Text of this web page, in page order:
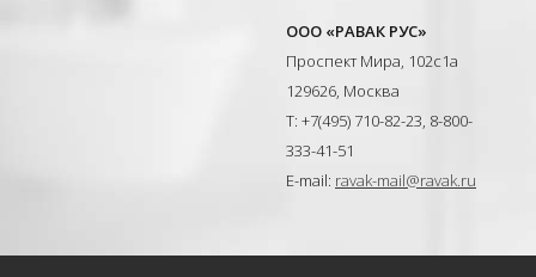
ООО «РАВАК РУС»
Проспект Мира, 102с1а
129626, Москва
T: +7(495) 710-82-23, 8-800-
333-41-51
E-mail: ravak-mail@ravak.ru